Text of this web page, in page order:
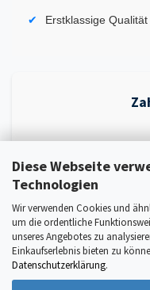
Diese Webseite
Technologien
Wir verwenden Cookies und
um die ordentliche
unseres Angebotes zu
Einkaufserlebnis bieten zu
Datenschutzerklärung.
Erstklassige Qualität